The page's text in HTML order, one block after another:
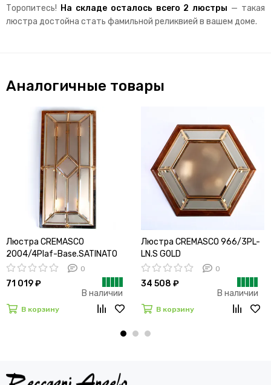
Торопитесь! На складе осталось всего 2 люстры — такая
люстра достойна стать фамильной реликвией в вашем доме.
Аналогичные товары
Люстра CREMASCO
2004/4Plaf-Base.SATINATO
GOLD
0
71 019 ₽
В наличии
В корзину
Люстра CREMASCO 966/3PL-
LN.S GOLD
0
34 508 ₽
В наличии
В корзину